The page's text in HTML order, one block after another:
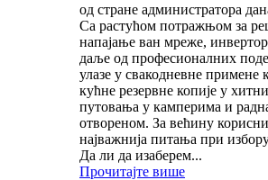
од стране администратора
Са растућом потражњом за
напајање ван мреже,
даље од професионалних
улазе у свакодневне примене
кућне резервне копије у
путовања у камперима и
отвореном. За већину
најважнија питања при
Да ли да изаберем...
Прочитајте више